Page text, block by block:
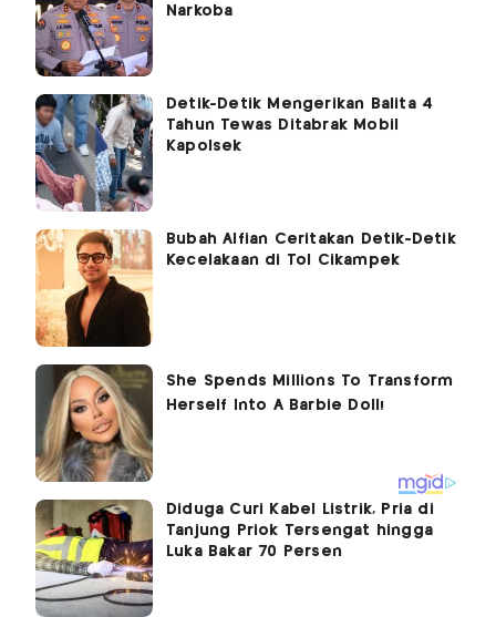
Narkoba
Detik-Detik Mengerikan Balita 4
Tahun Tewas Ditabrak Mobil
Kapolsek
Bubah Alfian Ceritakan Detik-Detik
Kecelakaan di Tol Cikampek
Diduga Curi Kabel Listrik, Pria di
Tanjung Priok Tersengat hingga
Luka Bakar 70 Persen